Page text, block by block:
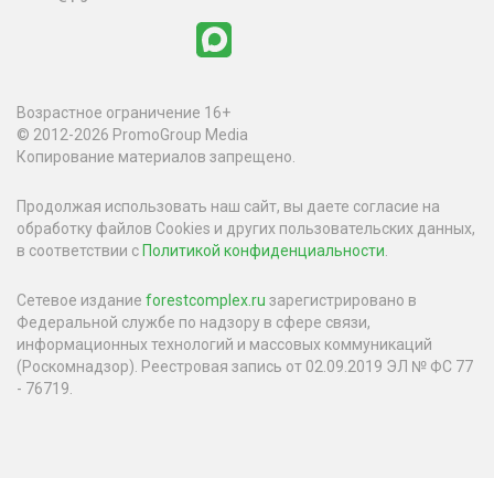
Возрастное ограничение 16+
© 2012-2026 PromoGroup Media
Копирование материалов запрещено.
Продолжая использовать наш сайт, вы даете согласие на
обработку файлов Cookies и других пользовательских данных,
в соответствии с Политикой конфиденциальности.
Сетевое издание forestcomplex.ru зарегистрировано в
Федеральной службе по надзору в сфере связи,
информационных технологий и массовых коммуникаций
(Роскомнадзор). Реестровая запись от 02.09.2019 ЭЛ № ФС 77
- 76719.